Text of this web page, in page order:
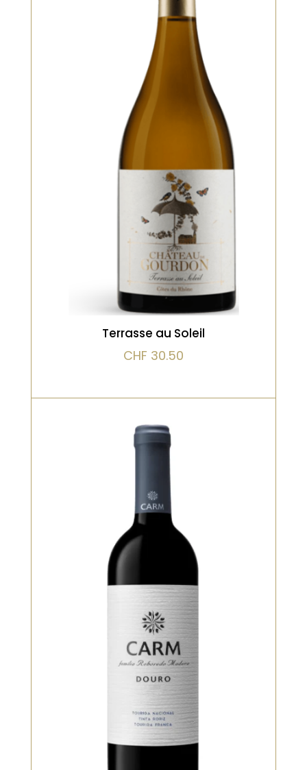
Blanc
Fermenté et élevé en barriques
pendant 6 mois. Avec sa couleur
citron intense et profonde et ses
notes florales douces sous-titrées,
melon de miel, mêlé de brioche, de
caillé de citron, de noisette et de
chêne, il justifie à juste titre son
nom – Terrasse au Soleil. En
bouche, il est dodu et riche avec
des saveurs juteuses de poire,
d’amandes grillées et de minéraux
salés.
VOIR LE PRODUIT
Terrasse au Soleil
CHF 30.50
Rouge, Vieilli en fût de chêne
Un rouge souple et fruité, très
représentatif du Douro. Notes de
cerise noire, prune, épices et une
pointe de réglisse. La bouche est
ronde, équilibrée, avec une finale
douce et agréable. Parfait pour une
consommation conviviale